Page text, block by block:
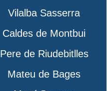
Vilalba Sasserra
Caldes de Montbui
Pere de Riudebitlles
Mateu de Bages